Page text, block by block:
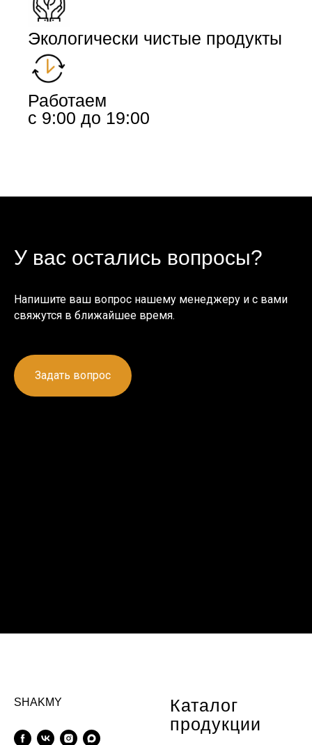
Экологически чистые продукты
Работаем
с 9:00 до 19:00
У вас остались вопросы?
Напишите ваш вопрос нашему менеджеру и с вами
свяжутся в ближайшее время.
Задать вопрос
SHAKMY
Каталог
продукции